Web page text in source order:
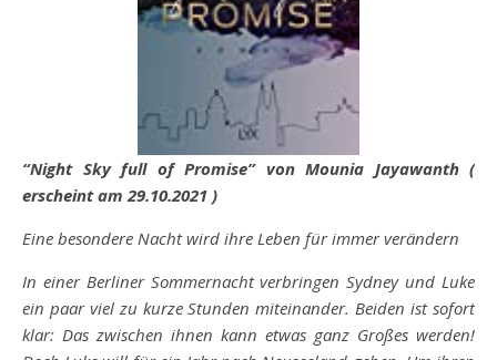
“Night Sky full of Promise” von Mounia Jayawanth (
erscheint am 29.10.2021 )
Eine besondere Nacht wird ihre Leben für immer verändern
In einer Berliner Sommernacht verbringen Sydney und Luke
ein paar viel zu kurze Stunden miteinander. Beiden ist sofort
klar: Das zwischen ihnen kann etwas ganz Großes werden!